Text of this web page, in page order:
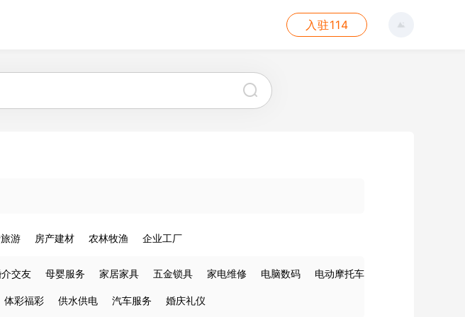
入驻114
游 房产建材 农林牧渔 企业工厂
交友 母婴服务 家居家具 五金锁具 家电维修 电脑数码 电动摩托车
体彩福彩 供水供电 汽车服务 婚庆礼仪